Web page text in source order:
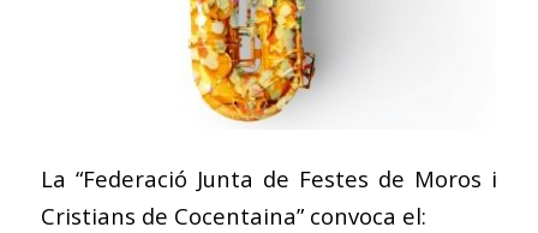
La “Federació Junta de Festes de Moros i
Cristians de Cocentaina” convoca el: